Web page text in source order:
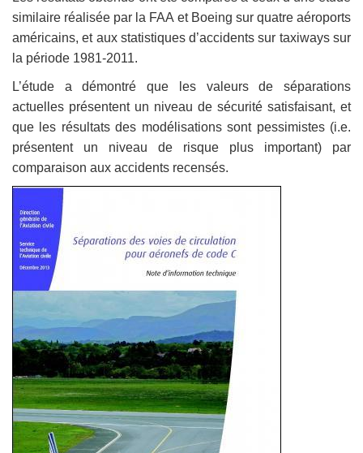
similaire réalisée par la FAA et Boeing sur quatre aéroports
américains, et aux statistiques d’accidents sur taxiways sur
la période 1981-2011.
L’étude a démontré que les valeurs de séparations
actuelles présentent un niveau de sécurité satisfaisant, et
que les résultats des modélisations sont pessimistes (i.e.
présentent un niveau de risque plus important) par
comparaison aux accidents recensés.